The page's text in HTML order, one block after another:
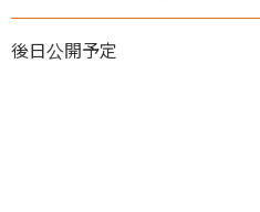
後日公開予定